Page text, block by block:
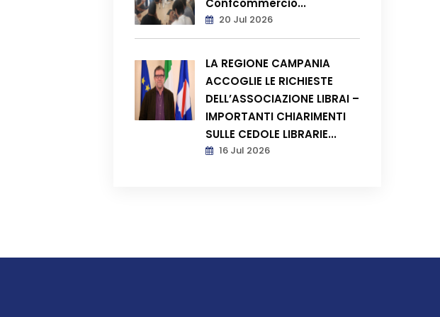
Confcommercio...
20 Jul 2026
LA REGIONE CAMPANIA
ACCOGLIE LE RICHIESTE
DELL’ASSOCIAZIONE LIBRAI –
IMPORTANTI CHIARIMENTI
SULLE CEDOLE LIBRARIE...
16 Jul 2026